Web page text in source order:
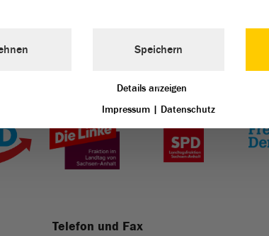
von Sachsen-Anhalt vertreten:
Telefon und Fax
Speichern
Details anzeigen
Impressum | Datenschutz